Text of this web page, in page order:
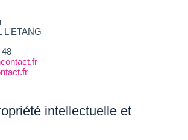
L'ETANG
48
intellectuelle et